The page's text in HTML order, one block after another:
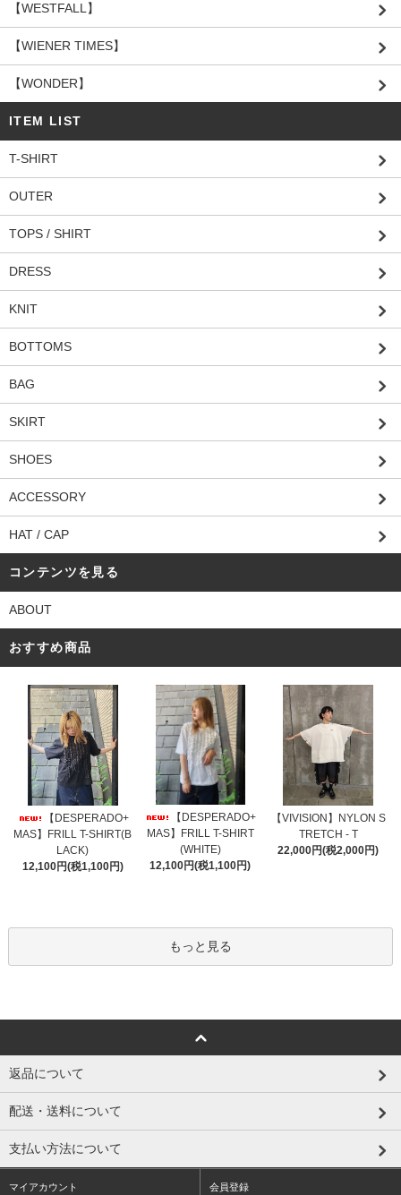
【WESTFALL】
【WIENER TIMES】
【WONDER】
ITEM LIST
T-SHIRT
OUTER
TOPS / SHIRT
DRESS
KNIT
BOTTOMS
BAG
SKIRT
SHOES
ACCESSORY
HAT / CAP
コンテンツを見る
ABOUT
おすすめ商品
【DESPERADO+
MAS】FRILL T-SHIRT(B
LACK)
12,100円(税1,100円)
【DESPERADO+
MAS】FRILL T-SHIRT
(WHITE)
12,100円(税1,100円)
【VIVISION】NYLON S
TRETCH - T
22,000円(税2,000円)
もっと見る
返品について
配送・送料について
支払い方法について
マイアカウント 会員登録